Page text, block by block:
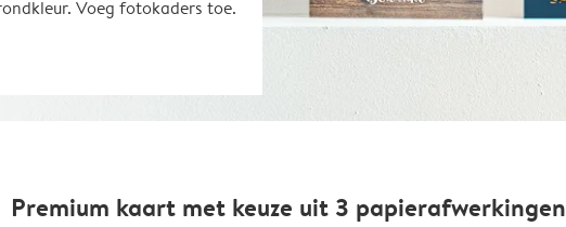
Voeg fotokaders toe.
Premium kaart met keuze uit 3 papierafwerkingen